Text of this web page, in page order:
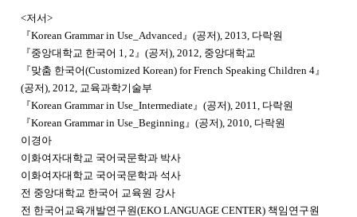
<저서>
『Korean Grammar in Use_Advanced』(공저), 2013, 다락원
『중앙대학교 한국어 1, 2』(공저), 2012, 중앙대학교
『맞춤 한국어(Customized Korean) for French Speaking Children 4』
(공저), 2012, 교육과학기술부
『Korean Grammar in Use_Intermediate』(공저), 2011, 다락원
『Korean Grammar in Use_Beginning』(공저), 2010, 다락원
이경아
이화여자대학교 국어국문학과 박사
이화여자대학교 국어국문학과 석사
전 중앙대학교 한국어 교육원 강사
전 한국어교육개발연구원(EKO LANGUAGE CENTER) 책임연구원